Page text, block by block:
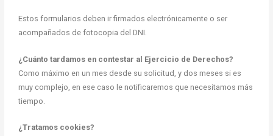
Estos formularios deben ir firmados electrónicamente o ser
acompañados de fotocopia del DNI.
¿Cuánto tardamos en contestar al Ejercicio de Derechos?
Como máximo en un mes desde su solicitud, y dos meses si es
muy complejo, en ese caso le notificaremos que necesitamos más
tiempo.
¿Tratamos cookies?